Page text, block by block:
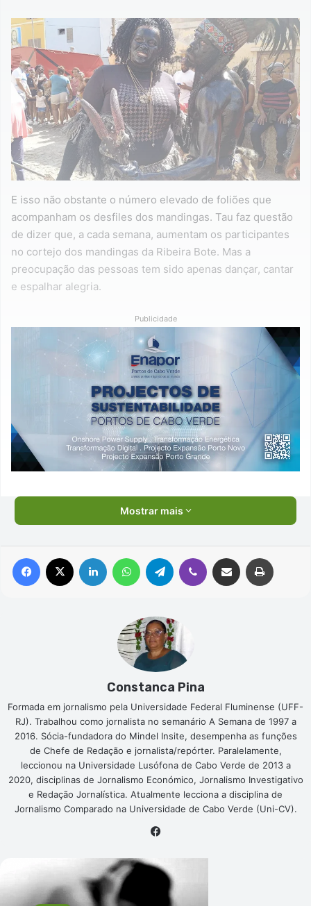
E isso não obstante o número elevado de foliões que
acompanham os desfiles dos mandingas. Tau faz questão
de dizer que, a cada semana, aumentam os participantes
no cortejo dos mandingas da Ribeira Bote. Mas a
preocupação das pessoas tem sido apenas dançar, cantar
e espalhar alegria.
Publicidade
Mostrar mais
Facebook Linkedin WhatsAppTelegram Viber Compartilhar via e-mail
Constanca Pina
Formada em jornalismo pela Universidade Federal Fluminense (UFF-
RJ). Trabalhou como jornalista no semanário A Semana de 1997 a
2016. Sócia-fundadora do Mindel Insite, desempenha as funções
de Chefe de Redação e jornalista/repórter. Paralelamente,
leccionou na Universidade Lusófona de Cabo Verde de 2013 a
2020, disciplinas de Jornalismo Económico, Jornalismo Investigativo
e Redação Jornalística. Atualmente lecciona a disciplina de
Jornalismo Comparado na Universidade de Cabo Verde (Uni-CV).